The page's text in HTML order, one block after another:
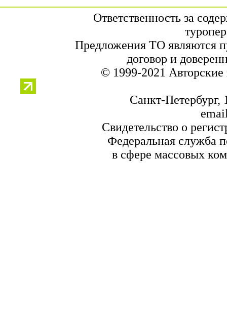
Ответственность за
Предложения ТО являются
договор и
© 1999-2021
Санкт-
Свидетельство о
Федеральная служба
в сфере массовых